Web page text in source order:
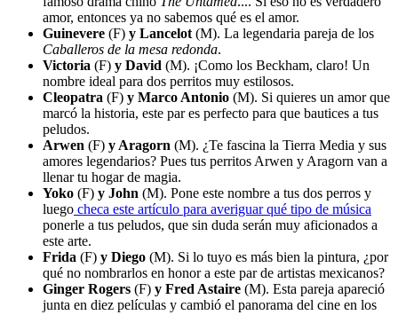
amor, entonces ya no sabemos qué es el amor.
Guinevere (F) y Lancelot (M). La legendaria pareja de los
Caballeros de la mesa redonda.
Victoria (F) y David (M). ¡Como los Beckham, claro! Un
nombre ideal para dos perritos muy estilosos.
Cleopatra (F) y Marco Antonio (M). Si quieres un amor que
marcó la historia, este par es perfecto para que bautices a tus
peludos.
Arwen (F) y Aragorn (M). ¿Te fascina la Tierra Media y sus
amores legendarios? Pues tus perritos Arwen y Aragorn van a
llenar tu hogar de magia.
Yoko (F) y John (M). Pone este nombre a tus dos perros y
luego checa este artículo para averiguar qué tipo de música
ponerle a tus peludos, que sin duda serán muy aficionados a
este arte.
Frida (F) y Diego (M). Si lo tuyo es más bien la pintura, ¿por
qué no nombrarlos en honor a este par de artistas mexicanos?
Ginger Rogers (F) y Fred Astaire (M). Esta pareja apareció
junta en diez películas y cambió el panorama del cine en los